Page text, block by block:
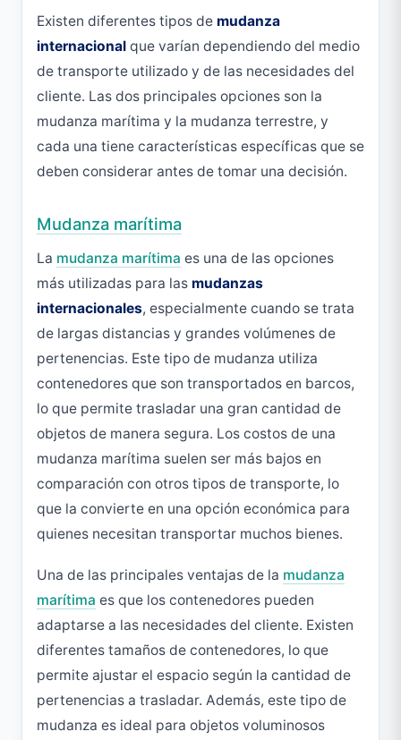
Existen diferentes tipos de mudanza
internacional que varían dependiendo del medio
de transporte utilizado y de las necesidades del
cliente. Las dos principales opciones son la
mudanza marítima y la mudanza terrestre, y
cada una tiene características específicas que se
deben considerar antes de tomar una decisión.
Mudanza marítima
La mudanza marítima es una de las opciones
más utilizadas para las mudanzas
internacionales, especialmente cuando se trata
de largas distancias y grandes volúmenes de
pertenencias. Este tipo de mudanza utiliza
contenedores que son transportados en barcos,
lo que permite trasladar una gran cantidad de
objetos de manera segura. Los costos de una
mudanza marítima suelen ser más bajos en
comparación con otros tipos de transporte, lo
que la convierte en una opción económica para
quienes necesitan transportar muchos bienes.
Una de las principales ventajas de la mudanza
marítima es que los contenedores pueden
adaptarse a las necesidades del cliente. Existen
diferentes tamaños de contenedores, lo que
permite ajustar el espacio según la cantidad de
pertenencias a trasladar. Además, este tipo de
mudanza es ideal para objetos voluminosos